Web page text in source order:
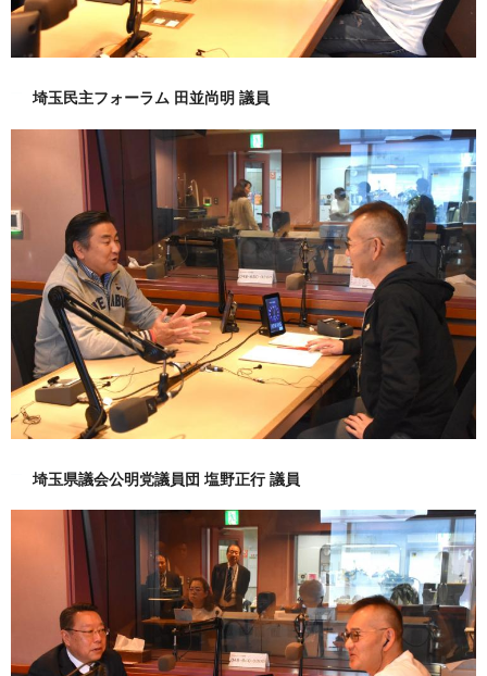
埼玉民主フォーラム 田並尚明 議員
埼玉県議会公明党議員団 塩野正行 議員